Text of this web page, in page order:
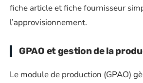
fiche article et fiche fournisseur
l’approvisionnement.
GPAO et gestion de la
Le module de production (GPAO)